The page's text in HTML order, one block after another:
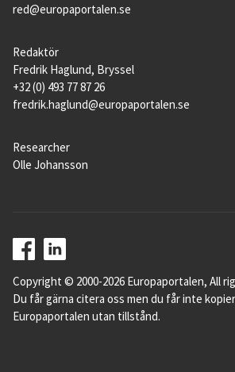
red@europaportalen.se
Redaktör
Fredrik Haglund, Bryssel
+32 (0) 493 77 87 26
fredrik.haglund@europaportalen.se
Researcher
Olle Johansson
Copyright © 2000-2026 Europaportalen, All
Du får gärna citera oss men du får inte
Europaportalen utan tillstånd.